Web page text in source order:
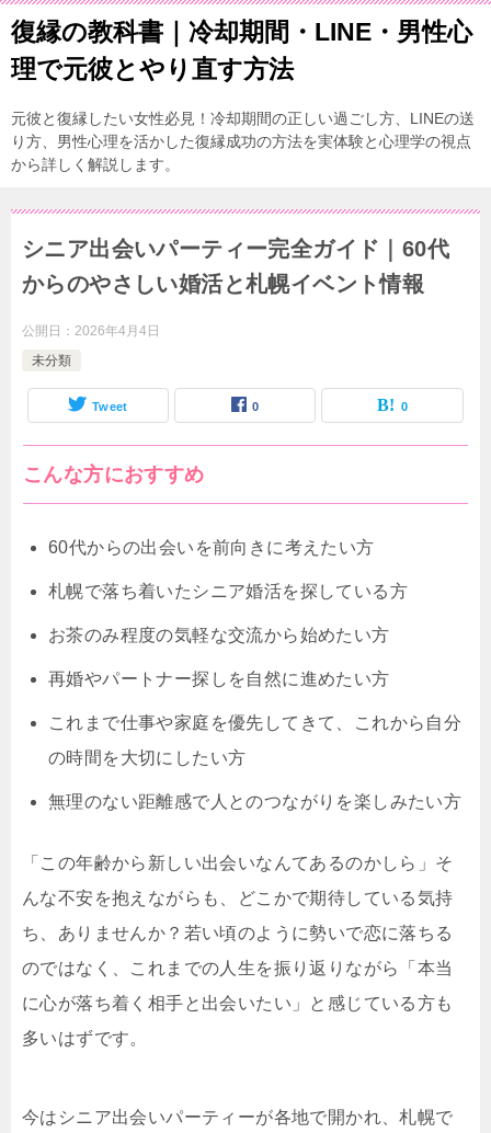
復縁の教科書｜冷却期間・LINE・男性心
理で元彼とやり直す方法
元彼と復縁したい女性必見！冷却期間の正しい過ごし方、LINEの送
り方、男性心理を活かした復縁成功の方法を実体験と心理学の視点
から詳しく解説します。
シニア出会いパーティー完全ガイド｜60代
からのやさしい婚活と札幌イベント情報
公開日： 2026年4月4日
未分類
Tweet 0 0
こんな方におすすめ
60代からの出会い を前向きに考えたい方
札幌で落ち着いた シニア婚活を探している方
お茶のみ程度の気軽な交流から始めたい方
再婚やパートナー探しを自然に進めたい方
これまで仕事や家庭を優先してきて、これから自分
の時間を大切にしたい方
無理のない距離感で人とのつながりを楽しみたい方
「この年齢から新しい出会いなんてあるのかしら」そ
んな不安を抱えながらも、どこかで期待している気持
ち、ありませんか？若い頃のように勢いで恋に落ちる
のではなく、これまでの人生を振り返りながら「本当
に心が落ち着く相手と出会いたい」と感じている方も
多いはずです。
今はシニア出会いパーティーが各地で開かれ、札幌で